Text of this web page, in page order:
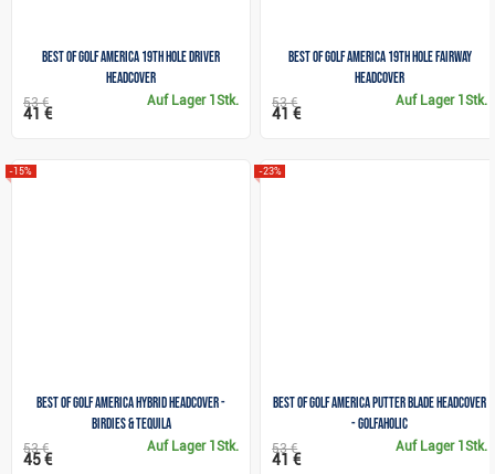
Best of Golf America 19th Hole Driver
Headcover
Auf Lager 1Stk.
53 €
41 €
Best of Golf America 19th Hole Fairway
Headcover
Auf Lager 1Stk.
53 €
41 €
Best of Golf America hybrid headcover -
Birdies & Tequila
-15%
Auf Lager 1Stk.
53 €
45 €
Best of Golf America putter blade headcover
- Golfaholic
-23%
Auf Lager 1Stk.
53 €
41 €